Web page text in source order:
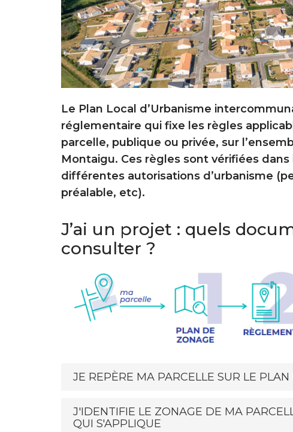
Le Plan Local d’Urbanisme
réglementaire qui fixe les règles
parcelle, publique ou privée, sur
Montaigu. Ces règles sont vérifiées
différentes autorisations d’urbanisme
préalable, etc).
J’ai un projet : quels
consulter ?
JE REPÈRE MA PARCELLE SUR LE
J'IDENTIFIE LE ZONAGE DE MA
QUI S'APPLIQUE